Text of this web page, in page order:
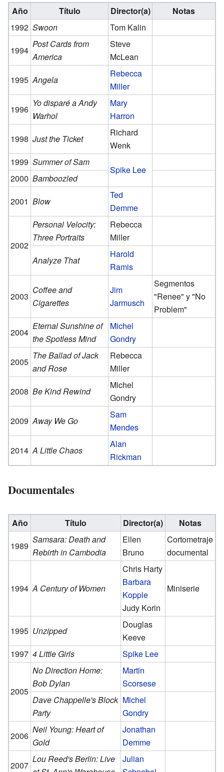
Año Título Director(a)
Notas
1992 Swoon
Tom Kalin
1994
Post Cards from
America
Steve
McLean
1995 Angela
Rebecca
Miller
1996
Yo disparé a Andy
Warhol
Mary
Harron
1998 Just the Ticket
Richard
Wenk
1999 Summer of Sam
Spike Lee
2000 Bamboozled
2001 Blow
Ted
Demme
2002
Personal Velocity:
Three Portraits
Rebecca
Miller
Analyze That
Harold
Ramis
2003
Coffee and
Cigarettes
Jim
Jarmusch
Segmentos
"Renee" y "No
Problem"
2004
Eternal Sunshine of
the Spotless Mind
Michel
Gondry
2005
The Ballad of Jack
and Rose
Rebecca
Miller
2008 Be Kind Rewind
Michel
Gondry
2009 Away We Go
Sam
Mendes
2014 A Little Chaos
Alan
Rickman
Documentales
Año Título Director(a)
Notas
1989
Samsara: Death and
Rebirth in Cambodia
Ellen
Bruno
Cortometraje
documental
1994 A Century of Women
Chris Harty
Barbara
Kopple
Judy Korin
Miniserie
1995 Unzipped
Douglas
Keeve
1997 4 Little Girls Spike Lee
2005
No Direction Home:
Bob Dylan
Martin
Scorsese
Dave Chappelle's Block
Party
Michel
Gondry
2006
Neil Young: Heart of
Gold
Jonathan
Demme
2007
Lou Reed's Berlin: Live
Julian